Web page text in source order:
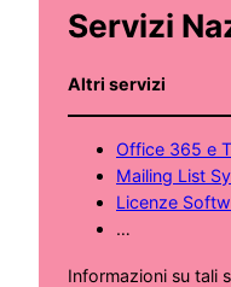
Servizi
Altri servizi
Office 365 e
Mailing List
Licenze
…
Informazioni su tali